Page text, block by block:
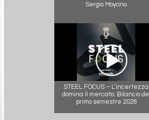
Sergio Moyano
STEEL FOCUS – L’incertezza
domina il mercato. Bilancio del
primo semestre 2026